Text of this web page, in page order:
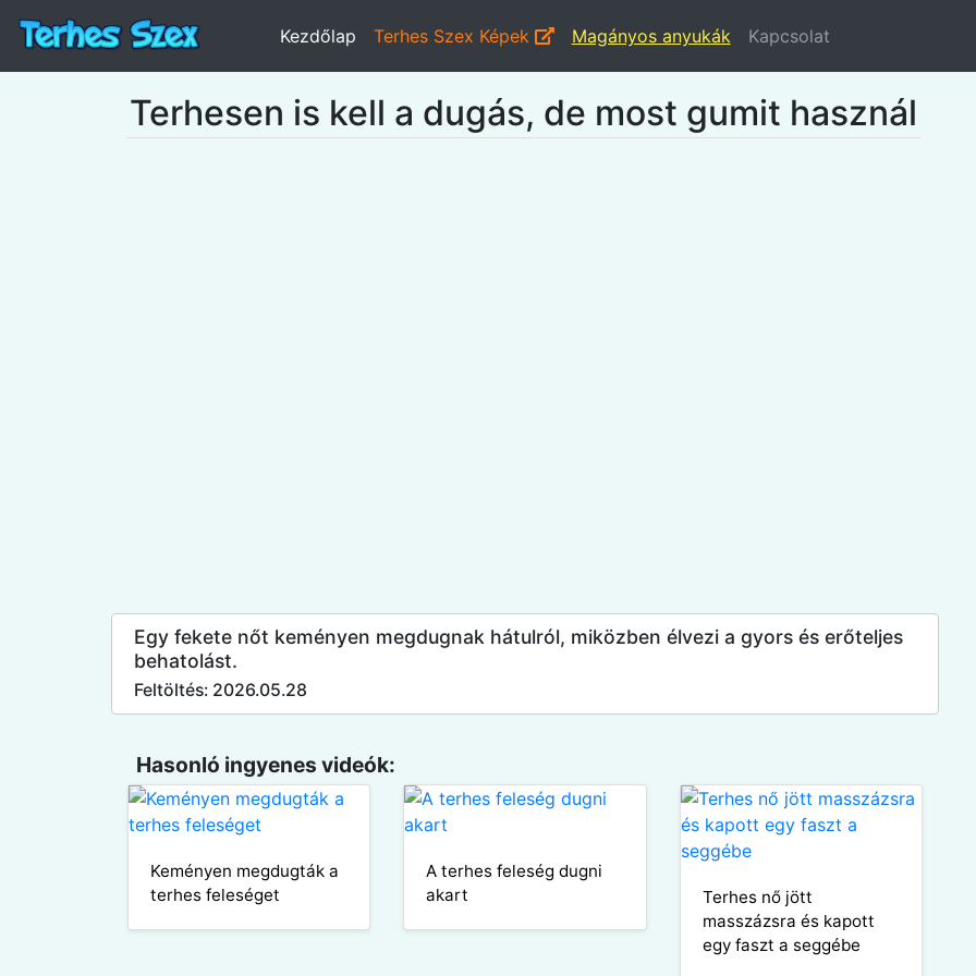
Kezdőlap Terhes Szex Képek Magányos anyukák Kapcsolat
Terhesen is kell a dugás, de most gumit használ
Egy fekete nőt keményen megdugnak hátulról, miközben élvezi a gyors és erőteljes
behatolást.
Feltöltés: 2026.05.28
Hasonló ingyenes videók:
Keményen megdugták a
terhes feleséget
A terhes feleség dugni
akart
Terhes nő jött
masszázsra és kapott
egy faszt a seggébe